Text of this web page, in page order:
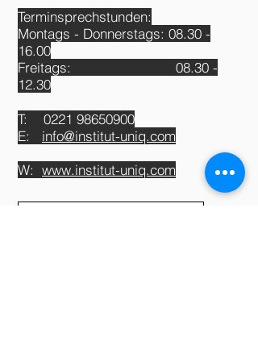
Terminsprechstunden:
Montags - Donnerstags: 08.30 -
16.00
Freitags: 08.30 -
12.30
T: 0221 98650900
E: info@institut-uniq.com
W: www.institut-uniq.com